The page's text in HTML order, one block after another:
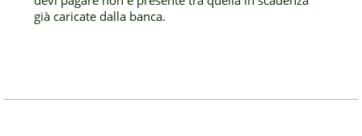
già caricate dalla banca.